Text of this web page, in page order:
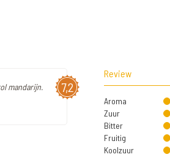
7,2
mandarijn.
Review
Aroma
Zuur
Bitter
Fruitig
Koolzuur